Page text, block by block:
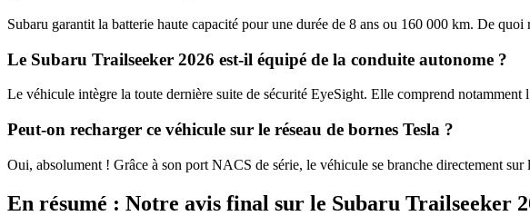
Subaru garantit la batterie haute capacité pour une durée de 8 ans ou 160 000 km. De quoi
Le Subaru Trailseeker 2026 est-il équipé de la conduite autonome ?
Le véhicule intègre la toute dernière suite de sécurité EyeSight. Elle comprend notamment
Peut-on recharger ce véhicule sur le réseau de bornes Tesla ?
Oui, absolument ! Grâce à son port NACS de série, le véhicule se branche directement sur
En résumé : Notre avis final sur le Subaru Trailseeker